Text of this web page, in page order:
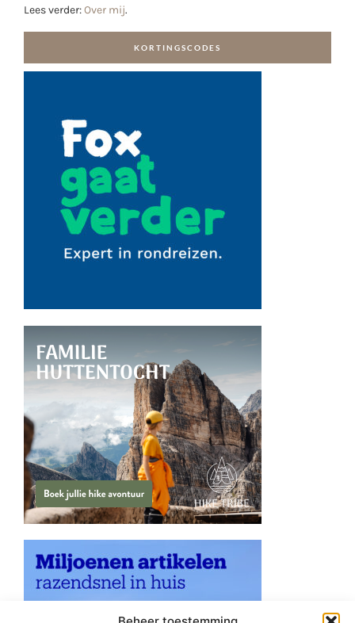
Lees verder:Over mij.
KORTINGSCODES